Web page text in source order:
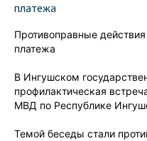
платежа
Противоправные
платежа
В Ингушском
профилактическая
МВД по Республике
Темой беседы стали